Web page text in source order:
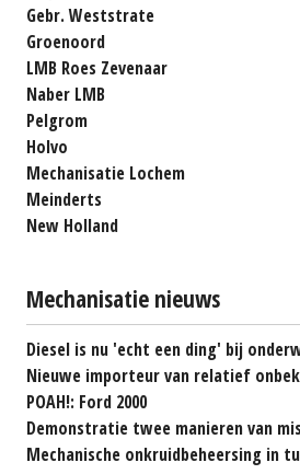
Gebr. Weststrate
Groenoord
LMB Roes Zevenaar
Naber LMB
Pelgrom
Holvo
Mechanisatie Lochem
Meinderts
New Holland
Mechanisatie nieuws
Diesel is nu 'echt een ding' bij
Nieuwe importeur van relatief
POAH!: Ford 2000
Demonstratie twee manieren van
Mechanische onkruidbeheersing in